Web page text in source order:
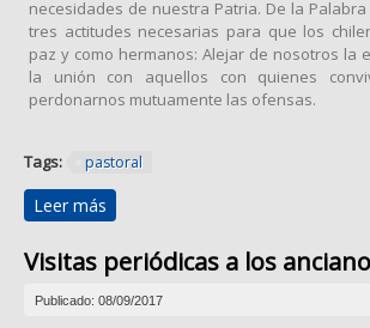
necesidades de nuestra Patria. De la
tres actitudes necesarias para que los
paz y como hermanos: Alejar de nosotros la
la unión con aquellos con quienes
perdonarnos mutuamente las ofensas.
Tags: pastoral
Leer más
Visitas periódicas a los
Publicado: 08/09/2017